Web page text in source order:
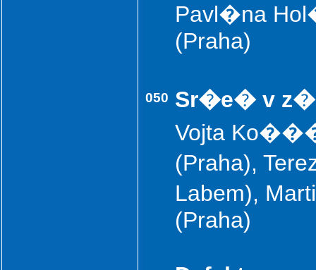
Pavl�na
(Praha)
050 Sr�e� v
Vojta
(Praha),
Labem),
(Praha)